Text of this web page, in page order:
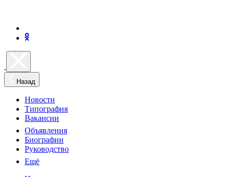
Назад
Новости
Типография
Вакансии
Объявления
Биографии
Руководство
Ещё